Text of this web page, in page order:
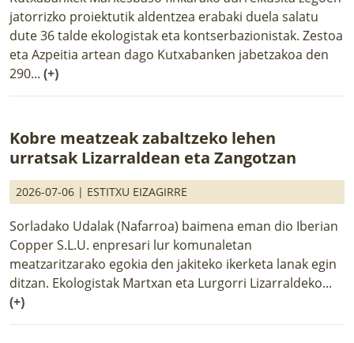
jatorrizko proiektutik aldentzea erabaki duela salatu
dute 36 talde ekologistak eta kontserbazionistak. Zestoa
eta Azpeitia artean dago Kutxabanken jabetzakoa den
290... (+)
Kobre meatzeak zabaltzeko lehen
urratsak Lizarraldean eta Zangotzan
2026-07-06 | ESTITXU EIZAGIRRE
Sorladako Udalak (Nafarroa) baimena eman dio Iberian
Copper S.L.U. enpresari lur komunaletan
meatzaritzarako egokia den jakiteko ikerketa lanak egin
ditzan. Ekologistak Martxan eta Lurgorri Lizarraldeko...
(+)